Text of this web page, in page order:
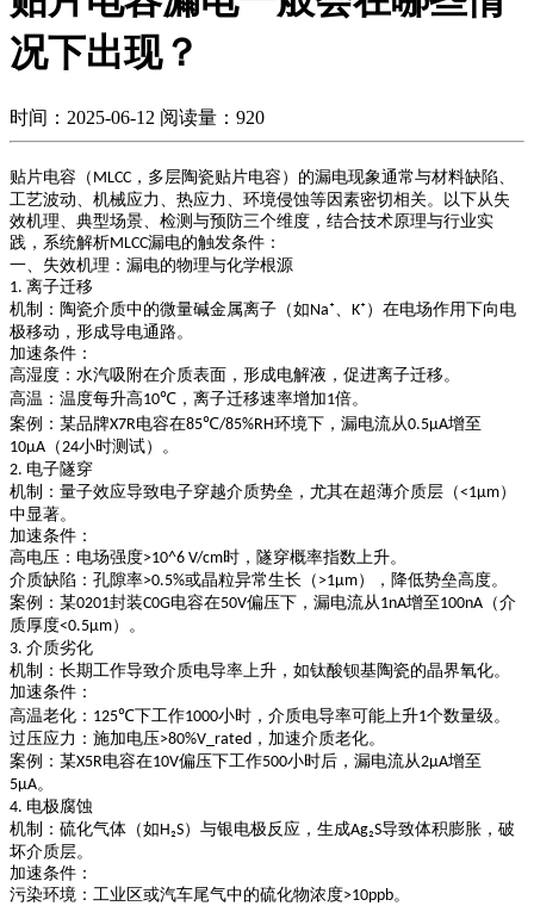
况下出现？
时间：2025-06-12 阅读量：920
贴片电容（ MLCC ，多层陶瓷贴片电容）的漏电现象通常与材料缺陷、
工艺波动、机械应力、热应力、环境侵蚀等因素密切相关。以下从 失
效机理、典型场景、检测与预防三个维度，结合技术原理与行业实
践，系统解析MLCC漏电的触发条件：
一、失效机理：漏电的物理与化学根源
1. 离子迁移
机制 ：陶瓷介质中的微量碱金属离子（如 Na⁺ K⁺）在电场作用下向电
极移动，形成导电通路。
加速条件 ：
高湿度 ：水汽吸附在介质表面，形成电解液，促进离子迁移。
高温 ：温度每升高10℃ ，离子迁移速率增加1倍。
案例 ：某品牌X7R电容在85℃/85%RH环境下，漏电流从0.5μA增至
10μA （24小时测试）。
2. 电子隧穿
机制 ：量子效应导致电子穿越介质势垒，尤其在超薄介质层（<1μm）
中显著。
加速条件 ：
高电压 ：电场强度>10^6 V/cm时，隧穿概率指数上升。
介质缺陷 ：孔隙率>0.5%或晶粒异常生长（ >1μm），降低势垒高度。
案例 ：某0201封装C0G电容在50V偏压下，漏电流从 1nA增至 100nA （介
质厚度<0.5μm）。
3. 介质劣化
机制 ：长期工作导致介质电导率上升，如钛酸钡基陶瓷的晶界氧化。
加速条件 ：
高温老化 ： 125℃下工作1000小时，介质电导率可能上升1个数量级。
过压应力 ：施加电压>80%V_rated ，加速介质老化。
案例 ：某X5R电容在10V偏压下工作500小时后，漏电流从2μA增至
5μA。
4. 电极腐蚀
机制 ：硫化气体（如 H₂S）与银电极反应，生成Ag₂S导致体积膨胀，破
坏介质层。
加速条件 ：
污染环境 ：工业区或汽车尾气中的硫化物浓度>10ppb。